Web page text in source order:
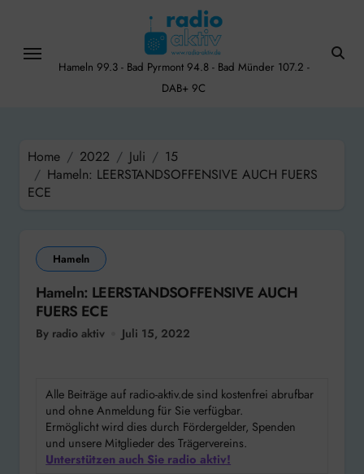
content
Hameln 99.3 - Bad Pyrmont 94.8 - Bad Münder 107.2 -
DAB+ 9C
Home 2022 Juli
15
Hameln: LEERSTANDSOFFENSIVE AUCH FUERS
ECE
Hameln
Hameln: LEERSTANDSOFFENSIVE AUCH
FUERS ECE
By radio aktiv Juli 15, 2022
Alle Beiträge auf radio-aktiv.de sind kostenfrei abrufbar
und ohne Anmeldung für Sie verfügbar.
Ermöglicht wird dies durch Fördergelder, Spenden
und unsere Mitglieder des Trägervereins.
Unterstützen auch Sie radio aktiv!